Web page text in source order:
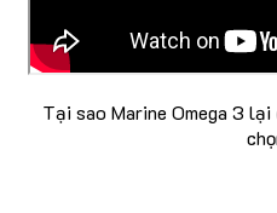
Tại sao Marine Omega 3